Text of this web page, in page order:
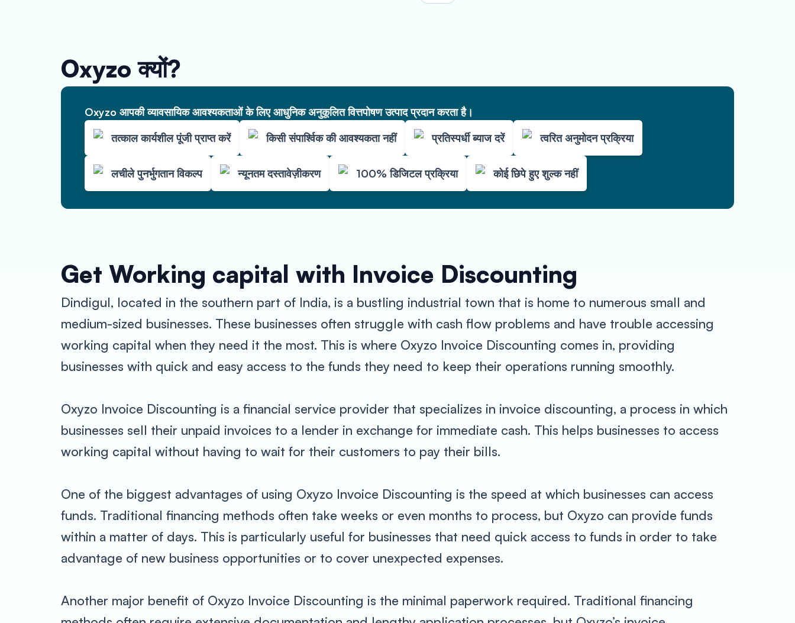
Oxyzo क्यों?
Oxyzo आपकी व्यावसायिक आवश्यकताओं के लिए आधुनिक अनुकूलित वित्तपोषण उत्पाद प्रदान करता है।
तत्काल कार्यशील पूंजी प्राप्त करें
किसी संपार्श्विक की आवश्यकता नहीं प्रतिस्पर्धी ब्याज दरें त्वरित अनुमोदन प्रक्रिया
लचीले पुनर्भुगतान विकल्प न्यूनतम दस्तावेज़ीकरण 100% डिजिटल प्रक्रिया कोई छिपे हुए शुल्क नहीं
Get Working capital with Invoice Discounting
Dindigul, located in the southern part of India, is a bustling industrial town that is home to numerous small and
medium-sized businesses. These businesses often struggle with cash flow problems and have trouble accessing
working capital when they need it the most. This is where Oxyzo Invoice Discounting comes in, providing
businesses with quick and easy access to the funds they need to keep their operations running smoothly.
Oxyzo Invoice Discounting is a financial service provider that specializes in invoice discounting, a process in which
businesses sell their unpaid invoices to a lender in exchange for immediate cash. This helps businesses to access
working capital without having to wait for their customers to pay their bills.
One of the biggest advantages of using Oxyzo Invoice Discounting is the speed at which businesses can access
funds. Traditional financing methods often take weeks or even months to process, but Oxyzo can provide funds
within a matter of days. This is particularly useful for businesses that need quick access to funds in order to take
advantage of new business opportunities or to cover unexpected expenses.
Another major benefit of Oxyzo Invoice Discounting is the minimal paperwork required. Traditional financing